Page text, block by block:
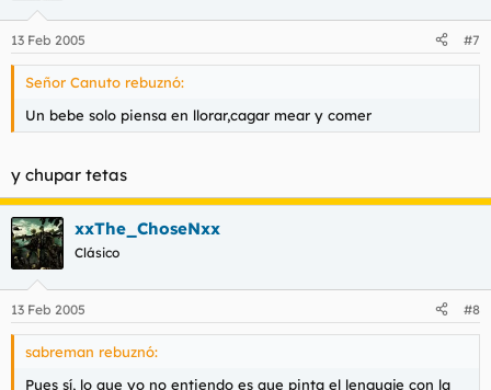
13 Feb 2005 #7
Señor Canuto rebuznó:
Un bebe solo piensa en llorar,cagar mear y comer
y chupar tetas
xxThe_ChoseNxx
Clásico
13 Feb 2005 #8
sabreman rebuznó:
Pues sí, lo que yo no entiendo es que pinta el lenguaje con la